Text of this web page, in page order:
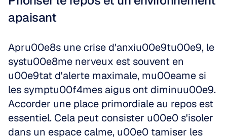
apaisant
Apru00e8s une crise d'anxiu00e9tu00e9, le
systu00e8me nerveux est souvent en
u00e9tat d'alerte maximale, mu00eame si
les symptu00f4mes aigus ont diminuu00e9.
Accorder une place primordiale au repos est
essentiel. Cela peut consister u00e0 s'isoler
dans un espace calme, u00e0 tamiser les